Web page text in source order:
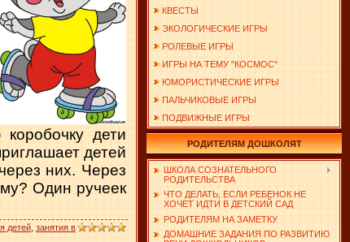
дети
детей
них. Через
Один ручеек
детей занятия в
КВЕСТЫ
ЭКОЛОГИЧЕСКИЕ ИГРЫ
РОЛЕВЫЕ ИГРЫ
ИГРЫ НА ТЕМУ "КОСМОС"
ЮМОРИСТИЧЕСКИЕ ИГРЫ
ПАЛЬЧИКОВЫЕ ИГРЫ
ПОДВИЖНЫЕ ИГРЫ
РОДИТЕЛЯМ ДОШКОЛЯТ
ШКОЛА СОЗНАТЕЛЬНОГО
РОДИТЕЛЬСТВА
ЧТО ДЕЛАТЬ, ЕСЛИ РЕБЕНОК НЕ
ХОЧЕТ ИДТИ В ДЕТСКИЙ САД
РОДИТЕЛЯМ НА ЗАМЕТКУ
ДОМАШНИЕ ЗАДАНИЯ ПО РАЗВИТИЮ